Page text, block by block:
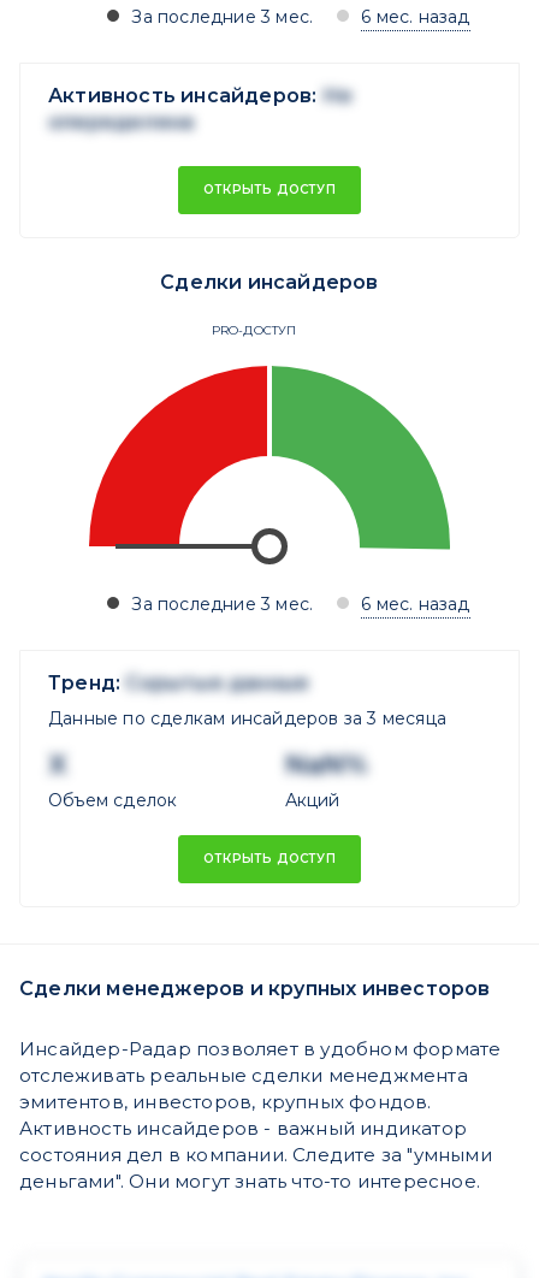
За последние 3 мес. 6 мес. назад
Активность инсайдеров: Не
опеределена
ОТКРЫТЬ ДОСТУП
Сделки инсайдеров
PRO-ДОСТУП
За последние 3 мес. 6 мес. назад
Тренд: Скрытые данные
Данные по сделкам инсайдеров за 3 месяца
X
Объем сделок
NaN%
Акций
ОТКРЫТЬ ДОСТУП
Сделки менеджеров и крупных инвесторов
Инсайдер-Радар позволяет в удобном формате
отслеживать реальные сделки менеджмента
эмитентов, инвесторов, крупных фондов.
Активность инсайдеров - важный индикатор
состояния дел в компании. Следите за "умными
деньгами". Они могут знать что-то интересное.